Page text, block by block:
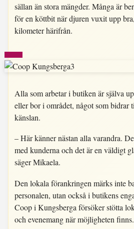
sällan än stora mängder. Många är
för en köttbit när djuren vuxit upp
kilometer härifrån.
Alla som arbetar i butiken är själva
eller bor i området, något som bidrar
känslan.
– Här känner nästan alla varandra.
med kunderna och det är en väldigt
säger Mikaela.
Den lokala förankringen märks inte
personalen, utan också i butikens
Coop i Kungsberga försöker stötta
och evenemang när möjligheten finns.